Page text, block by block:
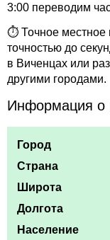
3:00 переводим
⏱ Точное местное
точностью до
в Виченцах или
другими городами.
Информация о
Город
Страна
Широта
Долгота
Население